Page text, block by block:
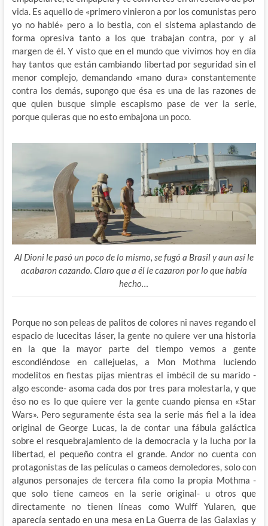
vida. Es aquello de «primero vinieron a por los comunistas pero
yo no hablé» pero a lo bestia, con el sistema aplastando de
forma opresiva tanto a los que trabajan contra, por y al
margen de él. Y visto que en el mundo que vivimos hoy en día
hay tantos que están cambiando libertad por seguridad sin el
menor complejo, demandando «mano dura» constantemente
contra los demás, supongo que ésa es una de las razones de
que quien busque simple escapismo pase de ver la serie,
porque quieras que no esto embajona un poco.
Al Dioni le pasó un poco de lo mismo, se fugó a Brasil y aun así le
acabaron cazando. Claro que a él le cazaron por lo que había
hecho…
Porque no son peleas de palitos de colores ni naves regando el
espacio de lucecitas láser, la gente no quiere ver una historia
en la que la mayor parte del tiempo vemos a gente
escondiéndose en callejuelas, a Mon Mothma luciendo
modelitos en fiestas pijas mientras el imbécil de su marido -
algo esconde- asoma cada dos por tres para molestarla, y que
éso no es lo que quiere ver la gente cuando piensa en «Star
Wars». Pero seguramente ésta sea la serie más fiel a la idea
original de George Lucas, la de contar una fábula galáctica
sobre el resquebrajamiento de la democracia y la lucha por la
libertad, el pequeño contra el grande. Andor no cuenta con
protagonistas de las películas o cameos demoledores, solo con
algunos personajes de tercera fila como la propia Mothma -
que solo tiene cameos en la serie original- u otros que
directamente no tienen líneas como Wulff Yularen, que
aparecía sentado en una mesa en La Guerra de las Galaxias y